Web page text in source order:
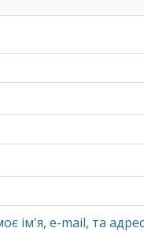
ім'я, e-mail, та